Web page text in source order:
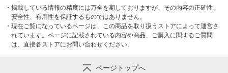
・ 掲載している情報の精度には万全を期しておりますが、その内容の正確性、
安全性、有用性を保証するものではありません。
・ 現在ご覧になっているページは、この商品を取り扱うストアによって運営さ
れています。ページに記載されている内容や商品、ご購入に関するご質問
は、直接各ストアにお問い合わせください。
ページトップへ